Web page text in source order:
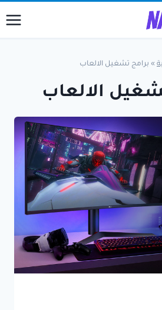
» برامج تشغيل الالعاب
الالعاب